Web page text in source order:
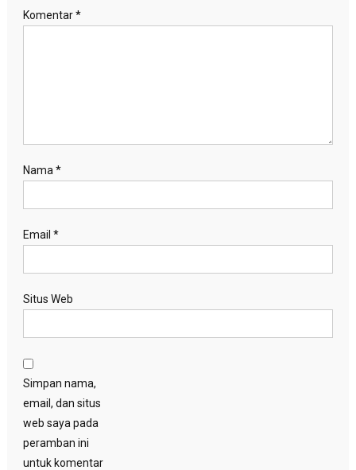
Komentar*
Nama *
Email *
Situs Web
Simpan nama,
email, dan situs
web saya pada
peramban ini
untuk komentar